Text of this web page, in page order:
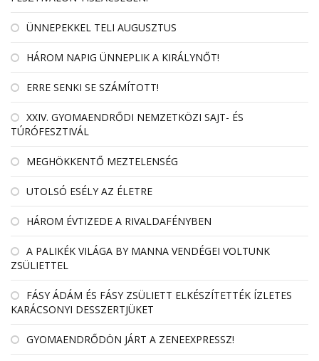
ÜNNEPEKKEL TELI AUGUSZTUS
HÁROM NAPIG ÜNNEPLIK A KIRÁLYNŐT!
ERRE SENKI SE SZÁMÍTOTT!
XXIV. GYOMAENDRŐDI NEMZETKÖZI SAJT- ÉS
TÚRÓFESZTIVÁL
MEGHÖKKENTŐ MEZTELENSÉG
UTOLSÓ ESÉLY AZ ÉLETRE
HÁROM ÉVTIZEDE A RIVALDAFÉNYBEN
A PALIKÉK VILÁGA BY MANNA VENDÉGEI VOLTUNK
ZSÜLIETTEL
FÁSY ÁDÁM ÉS FÁSY ZSÜLIETT ELKÉSZÍTETTÉK ÍZLETES
KARÁCSONYI DESSZERTJÜKET
GYOMAENDRŐDÖN JÁRT A ZENEEXPRESSZ!